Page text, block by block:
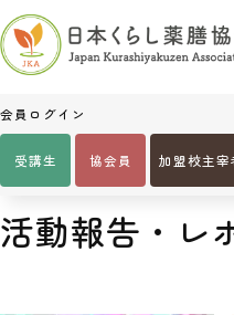
会員ログイン
受講生 協会員 加盟校主宰
Home JKAセミナーレポート
活動報告・レ